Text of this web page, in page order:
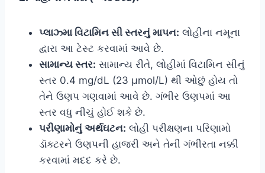
પ્લાઝ્મા વિટામિન સી સ્તરનું માપન: લોહીના નમૂના
દ્વારા આ ટેસ્ટ કરવામાં આવે છે.
સામાન્ય સ્તર: સામાન્ય રીતે, લોહીમાં વિટામિન સીનું
સ્તર 0.4 mg/dL (23 µmol/L) થી ઓછું હોય તો
તેને ઉણપ ગણવામાં આવે છે. ગંભીર ઉણપમાં આ
સ્તર વધુ નીચું હોઈ શકે છે.
પરીણામોનું અર્થઘટન: લોહી પરીક્ષણના પરિણામો
ડૉક્ટરને ઉણપની હાજરી અને તેની ગંભીરતા નક્કી
કરવામાં મદદ કરે છે.